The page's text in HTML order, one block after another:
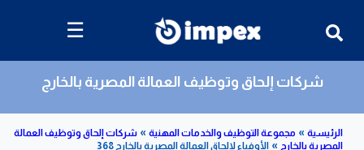
☰
شركات إلحاق وتوظيف العمالة المصرية بالخارج
»
»
»